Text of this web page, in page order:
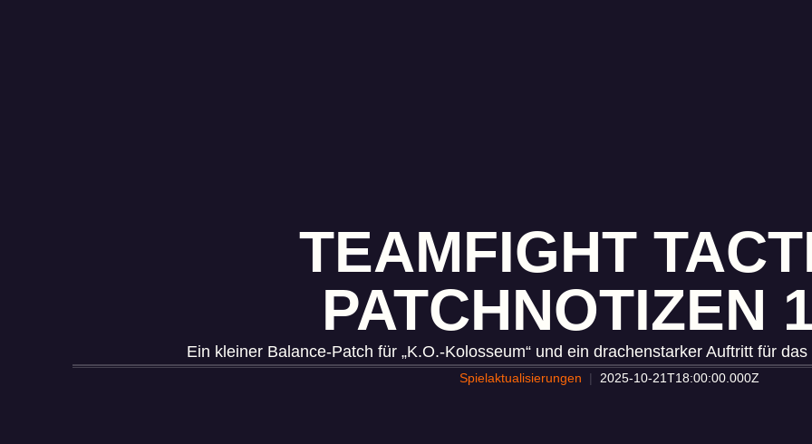
TEAMFIGHT
PATCHNOTIZEN
Ein kleiner Balance-Patch für „K.O.-Kolosseum“ und ein drachenstarker Auftritt für
Spielaktualisierungen 2025-10-21T18:00:00.000Z